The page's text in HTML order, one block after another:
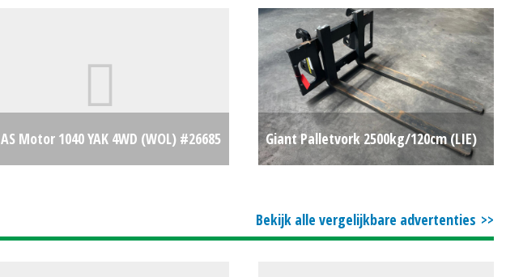
AS Motor 1040 YAK 4WD (WOL) #26685
Giant Palletvork 2500kg/120cm (LIE)
Bekijk alle vergelijkbare advertenties